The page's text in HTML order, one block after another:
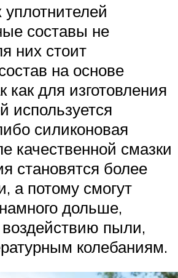
составы не
них стоит
на основе
как для изготовления
используется
силиконовая
качественной смазки
становятся более
а потому смогут
дольше,
воздействию пыли,
колебаниям.